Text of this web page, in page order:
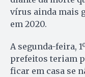
vírus ainda mais
em 2020.
A segunda-feira,
prefeitos teriam
ficar em casa se